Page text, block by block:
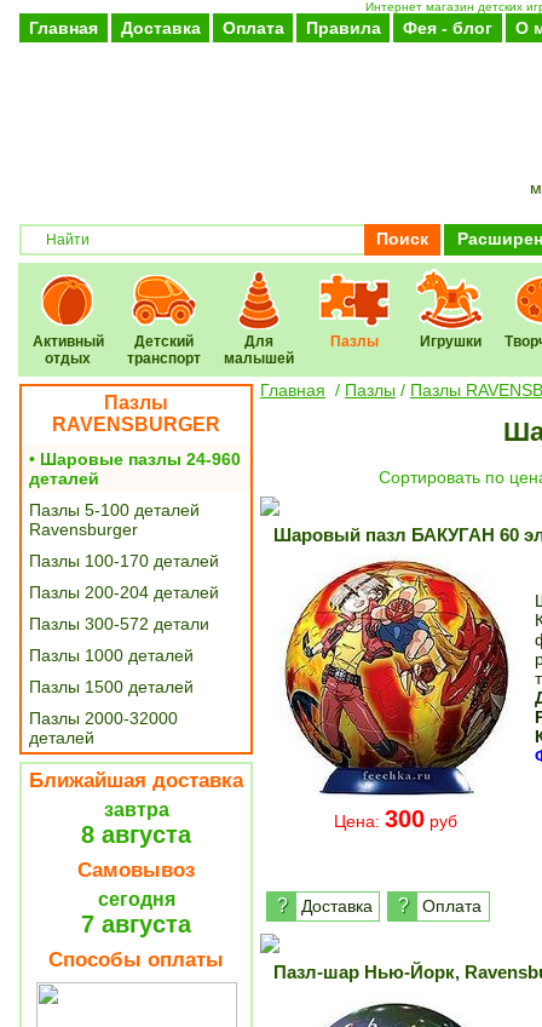
Интернет магазин детских
Главная Доставка Оплата Правила Фея - блог О
Поиск
Активный
отдых
Детский
транспорт
Для
малышей
Пазлы Игрушки
Пазлы
RAVENSBURGER
• Шаровые пазлы 24-960
деталей
Пазлы 5-100 деталей
Ravensburger
Пазлы 100-170 деталей
Пазлы 200-204 деталей
Пазлы 300-572 детали
Пазлы 1000 деталей
Пазлы 1500 деталей
Пазлы 2000-32000
деталей
Ближайшая доставка
завтра
8 августа
Самовывоз
сегодня
7 августа
Способы оплаты
Главная / Пазлы / Пазлы
Cортировать по
Шаровый пазл БАКУГАН 60
Цена: 300 руб
? Доставка ? Оплата
Пазл-шар Нью-Йорк,